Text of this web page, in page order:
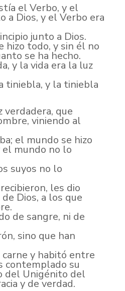
el Verbo, y el
a Dios, y el Verbo era
junto a Dios.
hizo todo, y sin él no
se ha hecho.
y la vida era la luz
tiniebla, y la tiniebla
verdadera, que
viniendo al
el mundo se hizo
el mundo no lo
suyos no lo
les dio
Dios, a los que
de sangre, ni de
sino que han
y habitó entre
contemplado su
del Unigénito del
y de verdad.